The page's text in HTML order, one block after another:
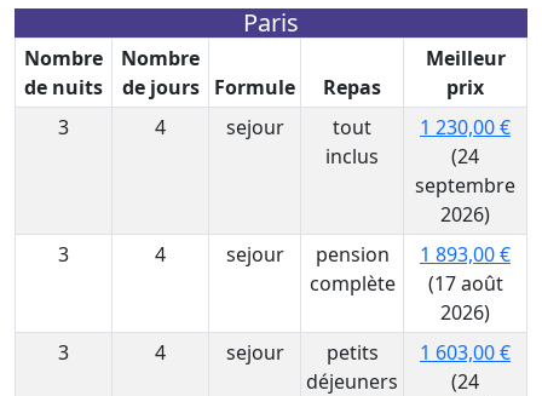
Paris
Nombre
de nuits
Nombre
de jours
Formule Repas
Meilleur
prix
3
4 sejour
tout
inclus
1 230,00 €
(24
septembre
2026)
3
4 sejour
pension
complète
1 893,00 €
(17 août
2026)
3
4 sejour
petits
déjeuners
1 603,00 €
(24